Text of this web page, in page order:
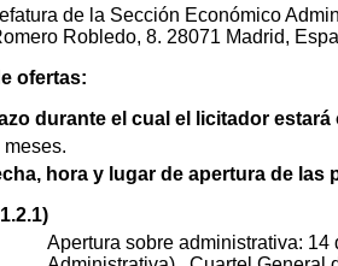
de la Sección Económico
Robledo, 8. 28071 Madrid,
ofertas:
durante el cual el licitador
meses.
hora y lugar de apertura de las
Apertura sobre administrativa: